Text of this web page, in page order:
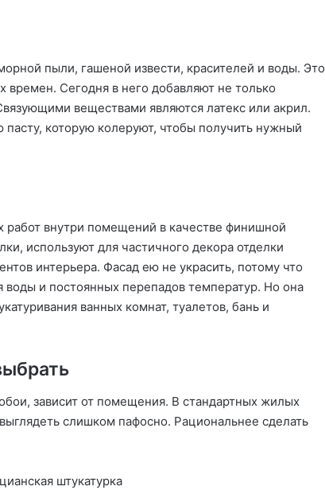
пыли, гашеной извести, красителей и воды. Это
времен. Сегодня в него добавляют не только
веществами являются латекс или акрил.
которую колеруют, чтобы получить нужный
внутри помещений в качестве финишной
используют для частичного декора отделки
интерьера. Фасад ею не украсить, потому что
и постоянных перепадов температур. Но она
ванных комнат, туалетов, бань и
зависит от помещения. В стандартных жилых
слишком пафосно. Рациональнее сделать